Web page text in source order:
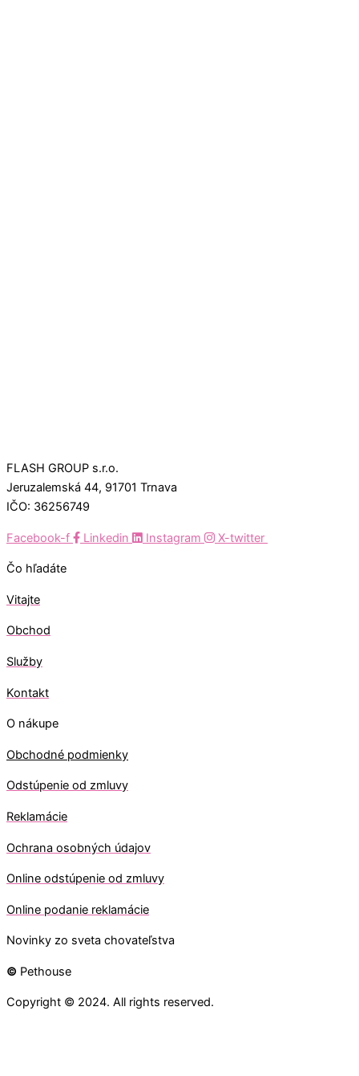
FLASH GROUP s.r.o.
Jeruzalemská 44, 91701 Trnava
IČO: 36256749
Facebook-f Linkedin Instagram X-twitter
Čo hľadáte
Vitajte
Obchod
Služby
Kontakt
O nákupe
Obchodné podmienky
Odstúpenie od zmluvy
Reklamácie
Ochrana osobných údajov
Online odstúpenie od zmluvy
Online podanie reklamácie
Novinky zo sveta chovateľstva
© Pethouse
Copyright © 2024. All rights reserved.